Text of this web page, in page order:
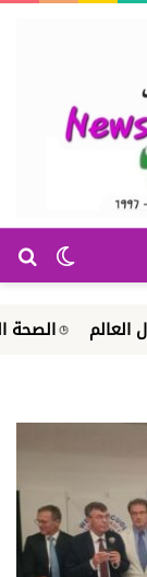
الوضع
الصحة النفسية